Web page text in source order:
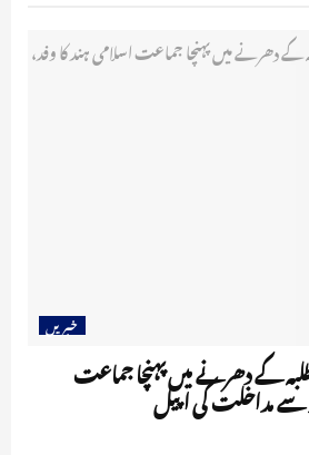
خبریں
کے دھرنے میں پہنچا جماعت
سے مداخلت کی اپیل